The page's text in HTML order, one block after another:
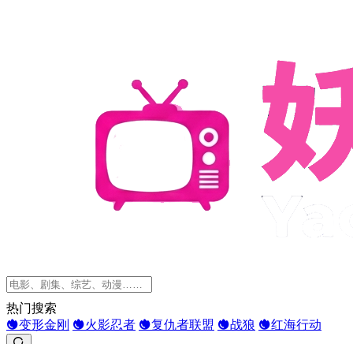
热门搜索
变形金刚
火影忍者 复仇者联盟 战狼 红海行动